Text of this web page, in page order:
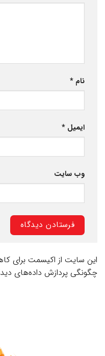
نام *
ایمیل *
وب‌ سایت
این سایت از اکیسمت برای
چگونگی پردازش داده‌های